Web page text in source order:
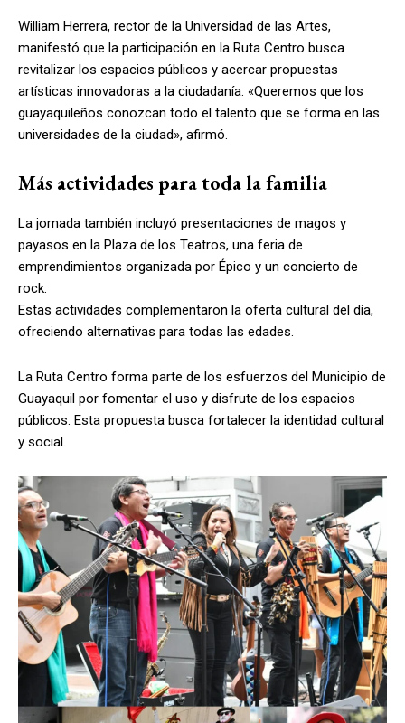
William Herrera, rector de la Universidad de las Artes,
manifestó que la participación en la Ruta Centro busca
revitalizar los espacios públicos y acercar propuestas
artísticas innovadoras a la ciudadanía. «Queremos que los
guayaquileños conozcan todo el talento que se forma en las
universidades de la ciudad», afirmó.
Más actividades para toda la familia
La jornada también incluyó presentaciones de magos y
payasos en la Plaza de los Teatros, una feria de
emprendimientos organizada por Épico y un concierto de
rock.
Estas actividades complementaron la oferta cultural del día,
ofreciendo alternativas para todas las edades.
La Ruta Centro forma parte de los esfuerzos del Municipio de
Guayaquil por fomentar el uso y disfrute de los espacios
públicos. Esta propuesta busca fortalecer la identidad cultural
y social.